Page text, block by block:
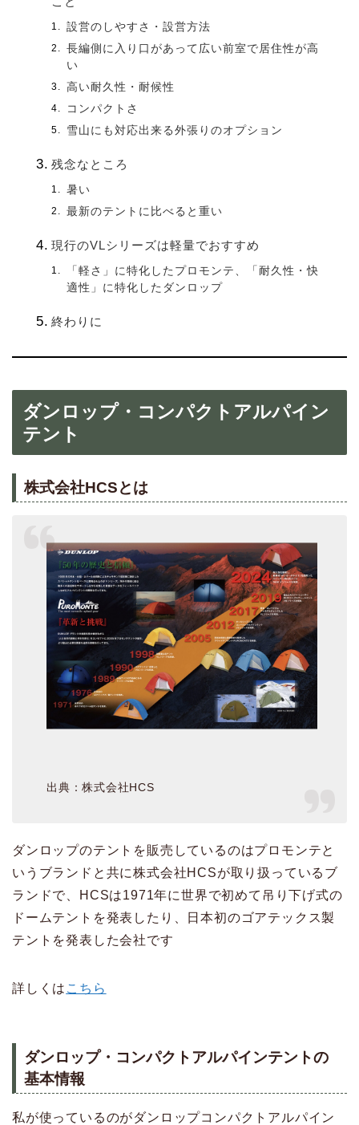
設営のしやすさ・設営方法
長編側に入り口があって広い前室で居住性が高
い
高い耐久性・耐候性
コンパクトさ
雪山にも対応出来る外張りのオプション
残念なところ
暑い
最新のテントに比べると重い
現行のVLシリーズは軽量でおすすめ
「軽さ」に特化したプロモンテ、「耐久性・快
適性」に特化したダンロップ
終わりに
ダンロップ・コンパクトアルパイン
テント
株式会社HCSとは
出典：株式会社HCS
ダンロップのテントを販売しているのはプロモンテと
いうブランドと共に株式会社HCSが取り扱っているブ
ランドで、HCSは1971年に世界で初めて吊り下げ式の
ドームテントを発表したり、日本初のゴアテックス製
テントを発表した会社です
詳しくは こちら
ダンロップ・コンパクトアルパインテントの
基本情報
私が使っているのがダンロップコンパクトアルパイン